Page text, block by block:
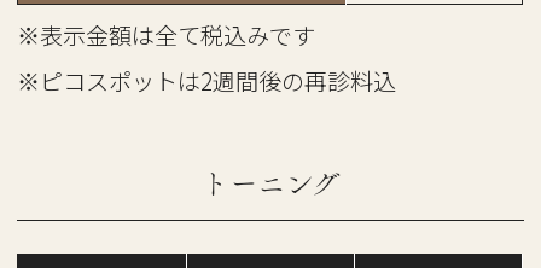
※表示金額は全て税込みです
※ピコスポットは2週間後の再診料込
トーニング